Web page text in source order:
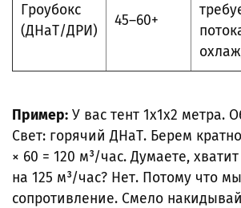
Гроубокс
(ДНаТ/ДРИ)
45–60+
Пример: У вас тент 1х1х2 метра.
Свет: горячий ДНаТ. Берем
× 60 = 120 м³/час. Думаете,
на 125 м³/час? Нет. Потому что
сопротивление. Смело